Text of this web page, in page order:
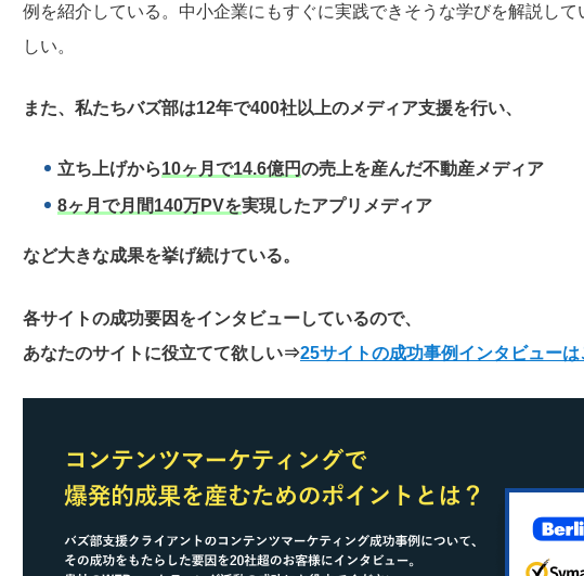
例を紹介している。中小企業にもすぐに実践できそうな学びを解説し
しい。
また、私たちバズ部は12年で400社以上のメディア支援を行い、
立ち上げから10ヶ月で14.6億円の売上を産んだ不動産メディア
8ヶ月で月間140万PVを実現したアプリメディア
など大きな成果を挙げ続けている。
各サイトの成功要因をインタビューしているので、
あなたのサイトに役立てて欲しい⇒25サイトの成功事例インタビューは